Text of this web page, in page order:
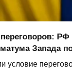
Запада
условие